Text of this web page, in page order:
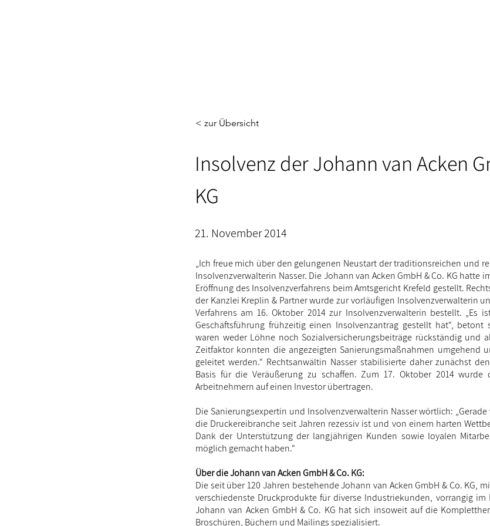
< zur Übersicht
Insolvenz der Johann van Acken
KG
21. November 2014
„Ich freue mich über den gelungenen Neustart der traditionsreichen und
Insolvenzverwalterin Nasser. Die Johann van Acken GmbH & Co. KG hatte
Eröffnung des Insolvenzverfahrens beim Amtsgericht Krefeld gestellt.
der Kanzlei Kreplin & Partner wurde zur vorläufigen Insolvenzverwalterin
Verfahrens am 16. Oktober 2014 zur Insolvenzverwalterin bestellt. „Es
Geschäftsführung frühzeitig einen Insolvenzantrag gestellt hat“,
waren weder Löhne noch Sozialversicherungsbeiträge rückständig und
Zeitfaktor konnten die angezeigten Sanierungsmaßnahmen umgehend
geleitet werden.“ Rechtsanwältin Nasser stabilisierte daher zunächst
Basis für die Veräußerung zu schaffen. Zum 17. Oktober 2014
Arbeitnehmern auf einen Investor übertragen.
Die Sanierungsexpertin und Insolvenzverwalterin Nasser wörtlich:
die Druckereibranche seit Jahren rezessiv ist und von einem harten
Dank der Unterstützung der langjährigen Kunden sowie loyalen
möglich gemacht haben.“
Über die Johann van Acken GmbH & Co. KG:
Die seit über 120 Jahren bestehende Johann van Acken GmbH & Co. KG,
verschiedenste Druckprodukte für diverse Industriekunden, vorrangig im
Johann van Acken GmbH & Co. KG hat sich insoweit auf die
Broschüren, Büchern und Mailings spezialisiert.